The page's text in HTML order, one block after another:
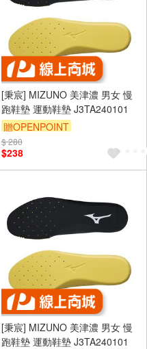
[秉宸] MIZUNO 美津濃 男女 慢
跑鞋墊 運動鞋墊 J3TA240101
贈OPENPOINT
$ 280
$238
[秉宸] MIZUNO 美津濃 男女 慢
跑鞋墊 運動鞋墊 J3TA240101